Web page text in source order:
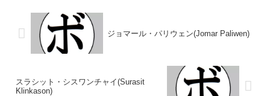
ジョマール・パリウェン(Jomar Paliwen)
スラシット・シスワンチャイ(Surasit
Klinkason)